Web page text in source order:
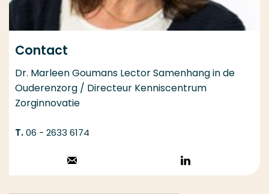
Contact
Dr. Marleen Goumans Lector Samenhang in de
Ouderenzorg / Directeur Kenniscentrum
Zorginnovatie
06 - 2633 6174
Stuur een email
Volg op
LinkedIn